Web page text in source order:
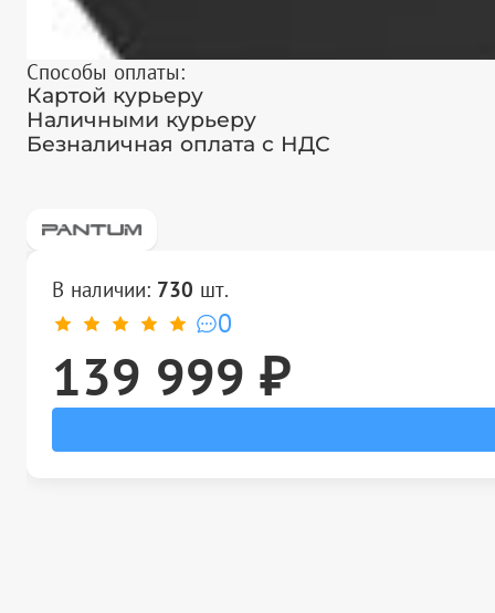
Способы оплаты:
Картой курьеру
Наличными курьеру
Безналичная оплата с НДС
В наличии: 730 шт.
0
139 999 ₽